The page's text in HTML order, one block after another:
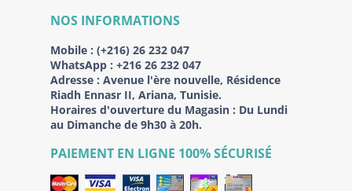
NOS INFORMATIONS
Mobile : (+216) 26 232 047
WhatsApp : +216 26 232 047
Adresse : Avenue l'ère nouvelle, Résidence
Riadh Ennasr II, Ariana, Tunisie.
Horaires d'ouverture du Magasin : Du Lundi
au Dimanche de 9h30 à 20h.
PAIEMENT EN LIGNE 100% SÉCURISÉ